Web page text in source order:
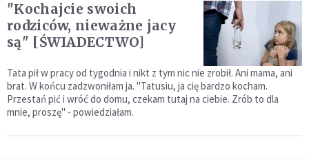
"Kochajcie swoich
rodziców, nieważne jacy
są" [ŚWIADECTWO]
Tata pił w pracy od tygodnia i nikt z tym nic nie zrobił. Ani mama, ani
brat. W końcu zadzwoniłam ja. "Tatusiu, ja cię bardzo kocham.
Przestań pić i wróć do domu, czekam tutaj na ciebie. Zrób to dla
mnie, proszę" - powiedziałam.